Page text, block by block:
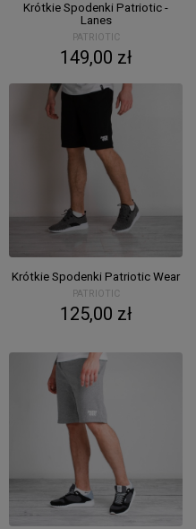
Krótkie Spodenki Patriotic -
Lanes
PATRIOTIC
149,00 zł
Krótkie Spodenki Patriotic Wear
PATRIOTIC
125,00 zł